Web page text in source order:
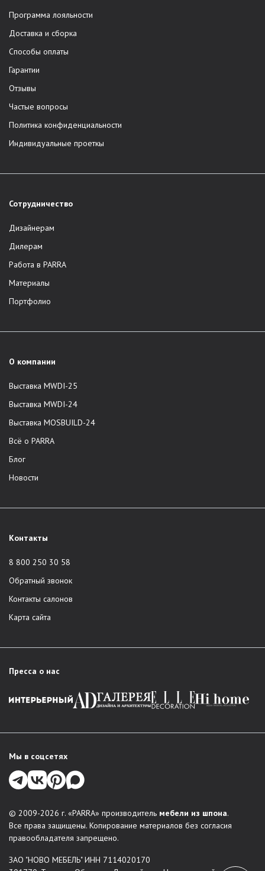
Программа лояльности
Доставка и сборка
Способы оплаты
Гарантии
Отзывы
Частые вопросы
Политика конфиденциальности
Индивидуальные проеткы
Сотрудничество
Дизайнерам
Дилерам
Работа в PARRA
Материалы
Портфолио
О компании
Выставка MWDI-25
Выставка MWDI-24
Выставка MOSBUILD-24
Всё о PARRA
Блог
Новости
Контакты
8 800 250 30 58
Обратный звонок
Контакты салонов
Карта сайта
Пресса о нас
Мы в соцсетях
© 2009-2026 г. «PARRA» производитель мебели из шпона.
Все права защищены. Копирование материалов без согласия
правообладателя запрещено.
ЗАО "НОВО МЕБЕЛЬ" ИНН 7114020170